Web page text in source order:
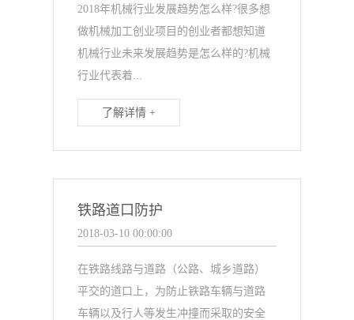
2018年机械行业发展趋势怎么样?很多想
做机械加工创业项目的创业者都想知道
机械行业未来发展趋势是怎么样的?机械
行业代表着...
了解详情 +
铁路道口防护
2018-03-10 00:00:00
在铁路线路与道路（公路、城乡道路）
平交的道口上，为防止铁路车辆与道路
车辆以及行人等发生冲撞而采取的安全